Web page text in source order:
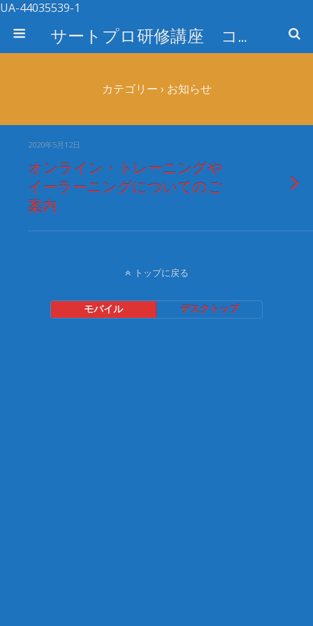
UA-44035539-1
サートプロ研修講座 コース検索
カテゴリー › お知らせ
2020年5月12日
オンライン・トレーニングや
イーラーニングについてのご
案内
トップに戻る
モバイル デスクトップ